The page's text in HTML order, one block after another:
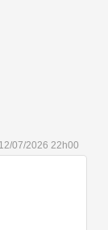
12/07/2026 22h00